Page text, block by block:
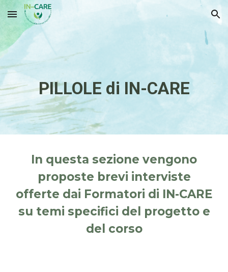
Skip to main content Skip to navigation
PILLOLE di IN-CARE
In questa sezione vengono
proposte brevi interviste
offerte dai Formatori di IN-CARE
su temi specifici del progetto e
del corso